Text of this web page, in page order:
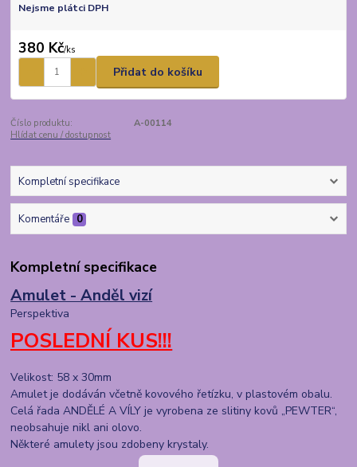
Nejsme plátci DPH
380 Kč/ks
Přidat do košíku
Číslo produktu:
A-00114
Hlídat cenu / dostupnost
Kompletní specifikace
Komentáře 0
Kompletní specifikace
Amulet - Anděl vizí
Perspektiva
POSLEDNÍ KUS!!!
Velikost: 58 x 30mm
Amulet je dodáván včetně kovového řetízku, v plastovém obalu.
Celá řada ANDĚLÉ A VÍLY je vyrobena ze slitiny kovů „PEWTER“,
neobsahuje nikl ani olovo.
Některé amulety jsou zdobeny krystaly.